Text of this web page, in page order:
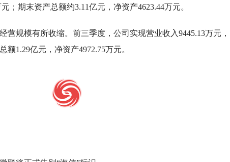
；期末资产总额约3.11亿元，净资产4623.44万元。
营规模有所收缩。前三季度，公司实现营业收入9445.13万元，
额1.29亿元，净资产4972.75万元。